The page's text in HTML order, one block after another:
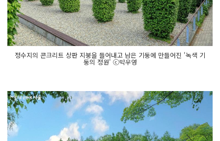
정수지의 콘크리트 상판 지붕을 들어내고 남은 기둥에 만들어진 '녹색 기
둥의 정원' ⓒ박우영